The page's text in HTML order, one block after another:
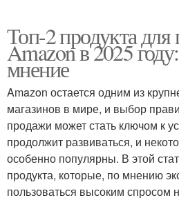
Топ-2 продукта
Amazon в 2025
мнение
Amazon остается одним из
магазинов в мире, и выбор
продажи может стать ключом к
продолжит развиваться, и
особенно популярны. В этой
продукта, которые, по мнению
пользоваться высоким спросом